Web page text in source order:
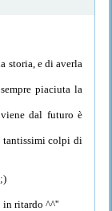
storia, e di averla
piaciuta la
dal futuro è
tantissimi colpi di
in ritardo ^^''